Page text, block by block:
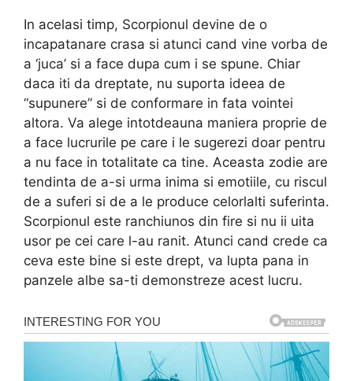
In acelasi timp, Scorpionul devine de o
incapatanare crasa si atunci cand vine vorba de
a ‘juca’ si a face dupa cum i se spune. Chiar
daca iti da dreptate, nu suporta ideea de
“supunere” si de conformare in fata vointei
altora. Va alege intotdeauna maniera proprie de
a face lucrurile pe care i le sugerezi doar pentru
a nu face in totalitate ca tine. Aceasta zodie are
tendinta de a-si urma inima si emotiile, cu riscul
de a suferi si de a le produce celorlalti suferinta.
Scorpionul este ranchiunos din fire si nu ii uita
usor pe cei care l-au ranit. Atunci cand crede ca
ceva este bine si este drept, va lupta pana in
panzele albe sa-ti demonstreze acest lucru.